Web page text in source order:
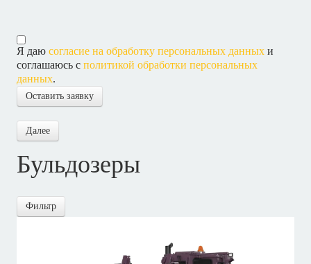
Я даю согласие на обработку персональных данных и
соглашаюсь с политикой обработки персональных
данных.
Оставить заявку
Далее
Бульдозеры
Фильтр